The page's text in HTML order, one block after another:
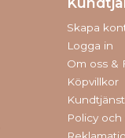
Skapa
Logga in
Om oss &
Köpvillkor
Kundtjänst
Policy